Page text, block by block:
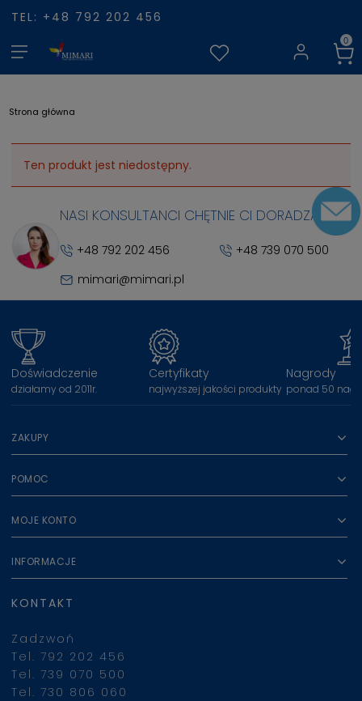
TEL: +48 792 202 456
Strona główna
Ten produkt jest niedostępny.
NASI KONSULTANCI CHĘTNIE CI DORADZĄ
+48 792 202 456
+48 739 070 500
mimari@mimari.pl
Doświadczenie
działamy od 2011r.
Certyfikaty
najwyższej jakości produkty
Nagrody
ponad 50
ZAKUPY
POMOC
MOJE KONTO
INFORMACJE
KONTAKT
Zadzwoń
Tel. 792 202 456
Tel. 739 070 500
Tel. 730 806 060